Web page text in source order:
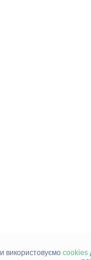
використовуємо cookies